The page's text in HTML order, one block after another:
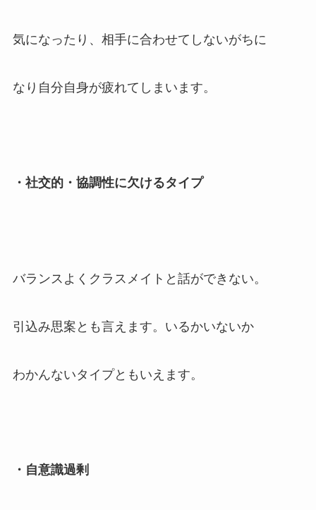
気になったり、相手に合わせてしないがちに
なり自分自身が疲れてしまいます。
・社交的・協調性に欠けるタイプ
バランスよくクラスメイトと話ができない。
引込み思案とも言えます。いるかいないか
わかんないタイプともいえます。
・自意識過剰